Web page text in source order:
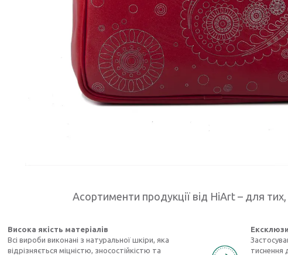
Асортименти продукції від HiArt – для тих,
Висока якість матеріалів
Всі вироби виконані з натуральної шкіри, яка
відрізняється міцністю, зносостійкістю та
тиснення